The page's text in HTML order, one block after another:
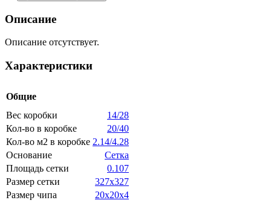
Описание
Описание отсутствует.
Характеристики
Общие
Вес коробки
14/28
Кол-во в коробке
20/40
Кол-во м2 в коробке 2.14/4.28
Основание
Сетка
Площадь сетки
0.107
Размер сетки
327x327
Размер чипа
20x20x4